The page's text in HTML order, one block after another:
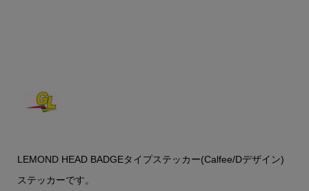
LEMOND HEAD BADGEタイプステッカー(Calfee/Dデザイン)
ステッカーです。